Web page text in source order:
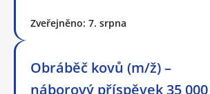
Zveřejněno: 7. srpna
Obráběč kovů (m/ž) –
náborový příspěvek 35 000